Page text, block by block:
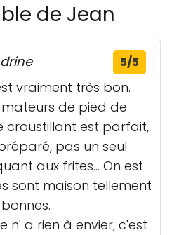
de Jean
5/5
vraiment très bon.
de pied de
croustillant est parfait,
pas un seul
aux frites... On est
sont maison tellement
n' a rien à envier, c'est